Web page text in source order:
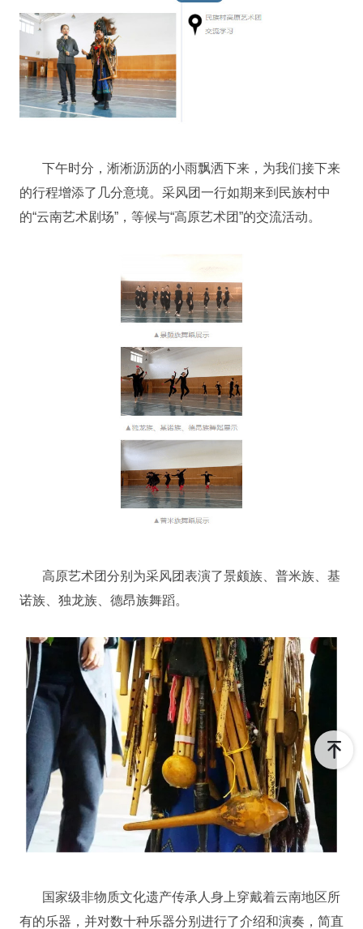
下午时分，淅淅沥沥的小雨飘洒下来，为我们接下来
的行程增添了几分意境。采风团一行如期来到民族村中
的“云南艺术剧场”，等候与“高原艺术团”的交流活动。
高原艺术团分别为采风团表演了景颇族、普米族、基
诺族、独龙族、德昂族舞蹈。
国家级非物质文化遗产传承人身上穿戴着云南地区所
有的乐器，并对数十种乐器分别进行了介绍和演奏，简直